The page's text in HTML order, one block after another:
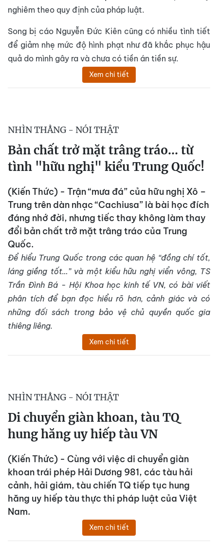
nghiêm theo quy định của pháp luật.
Song bị cáo Nguyễn Đức Kiên cũng có nhiều tình tiết
để giảm nhẹ mức độ hình phạt như đã khắc phục hậu
quả do mình gây ra và chưa có tiền án tiền sự.
Xem chi tiết
NHÌN THẲNG - NÓI THẬT
Bản chất trở mặt trâng tráo... từ
tình "hữu nghị" kiểu Trung Quốc!
(Kiến Thức) - Trận “mưa đá” của hữu nghị Xô –
Trung trên dàn nhạc “Cachiusa” là bài học đích
đáng nhớ đời, nhưng tiếc thay không làm thay
đổi bản chất trở mặt trâng tráo của Trung
Quốc.
Để hiểu Trung Quốc trong các quan hệ “đồng chí tốt,
láng giềng tốt…” và một kiểu hữu nghị viển vông, TS
Trần Đình Bá - Hội Khoa học kinh tế VN, có bài viết
phân tích để bạn đọc hiểu rõ hơn, cảnh giác và có
những đối sách trong bảo vệ chủ quyền quốc gia
thiêng liêng.
Xem chi tiết
NHÌN THẲNG - NÓI THẬT
Di chuyển giàn khoan, tàu TQ
hung hăng uy hiếp tàu VN
(Kiến Thức) - Cùng với việc di chuyển giàn
khoan trái phép Hải Dương 981, các tàu hải
cảnh, hải giám, tàu chiến TQ tiếp tục hung
hăng uy hiếp tàu thực thi pháp luật của Việt
Nam.
Xem chi tiết